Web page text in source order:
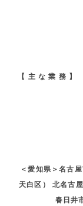
【 主 な 業 務
＜愛知県＞名古
天白区） 北名古
春日井